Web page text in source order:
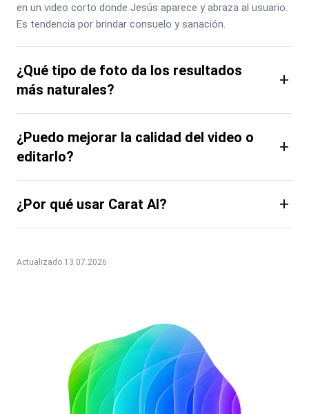
en un video corto donde Jesús aparece y abraza al usuario.
Es tendencia por brindar consuelo y sanación.
¿Qué tipo de foto da los resultados
más naturales?
+
¿Puedo mejorar la calidad del video o
editarlo?
+
¿Por qué usar Carat AI? +
Actualizado 13.07.2026